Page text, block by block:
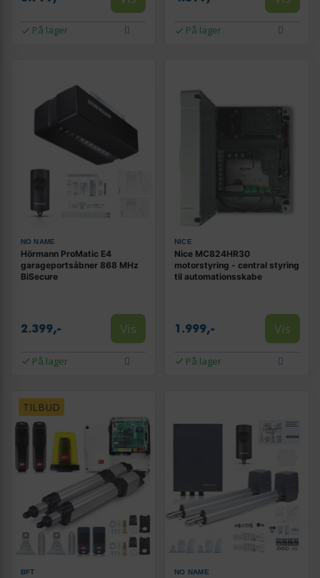
På lager På lager
NO NAME
Hörmann ProMatic E4
garageportsåbner 868 MHz
BiSecure
2.399,- Vis
På lager
NICE
Nice MC824HR30
motorstyring - central styring
til automationsskabe
1.999,- Vis
På lager
TILBUD
BFT NO NAME